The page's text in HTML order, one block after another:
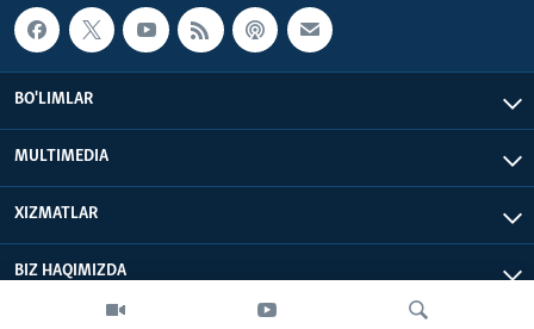
BO'LIMLAR
MULTIMEDIA
XIZMATLAR
BIZ HAQIMIZDA